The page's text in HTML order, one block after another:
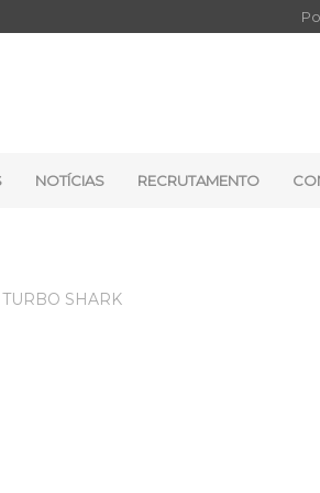
NOTÍCIAS RECRUTAMENTO
TURBO SHARK